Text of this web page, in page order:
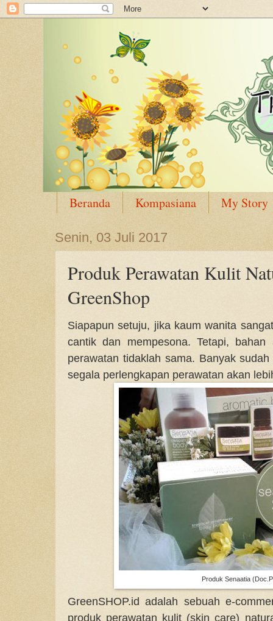
Beranda Kompasiana My Story
Senin, 03 Juli 2017
Produk Perawatan Kulit
GreenShop
Siapapun setuju, jika kaum wanita
cantik dan mempesona. Tetapi,
perawatan tidaklah sama. Banyak
segala perlengkapan perawatan akan
Produk Senaatia
GreenSHOP.id adalah sebuah e-
produk perawatan kulit (skin care)